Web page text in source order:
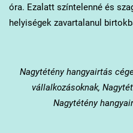
óra. Ezalatt színtelenné és
helyiségek zavartalanul
Nagytétényhangyairtás
vállalkozásoknak,
Nagytétény